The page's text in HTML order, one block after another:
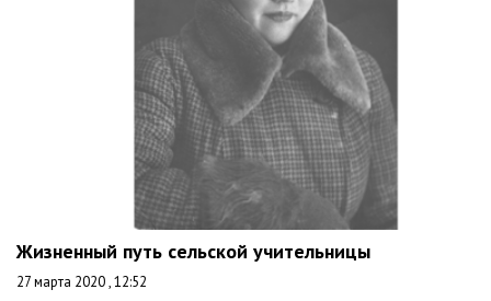
Жизненный путь сельской учительницы
27 марта 2020 , 12:52